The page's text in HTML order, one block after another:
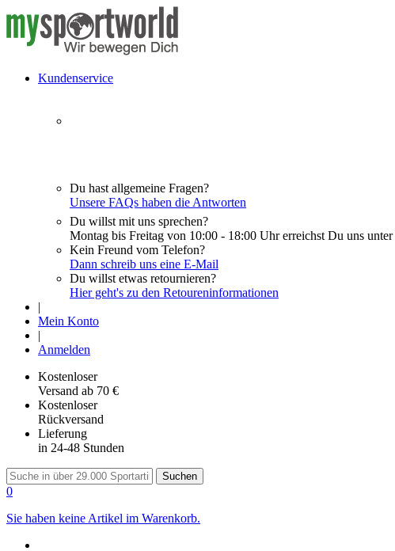
Kundenservice
Du hast allgemeine Fragen?
Unsere FAQs haben die Antworten
Du willst mit uns sprechen?
Montag bis Freitag von 10:00 - 18:00 Uhr erreichst Du uns unter
Kein Freund vom Telefon?
Dann schreib uns eine E-Mail
Du willst etwas retournieren?
Hier geht's zu den Retoureninformationen
|
Mein Konto
|
Anmelden
Kostenloser
Versand ab 70 €
Kostenloser
Rückversand
Lieferung
in 24-48 Stunden
Suchen
0
Sie haben keine Artikel im Warenkorb.